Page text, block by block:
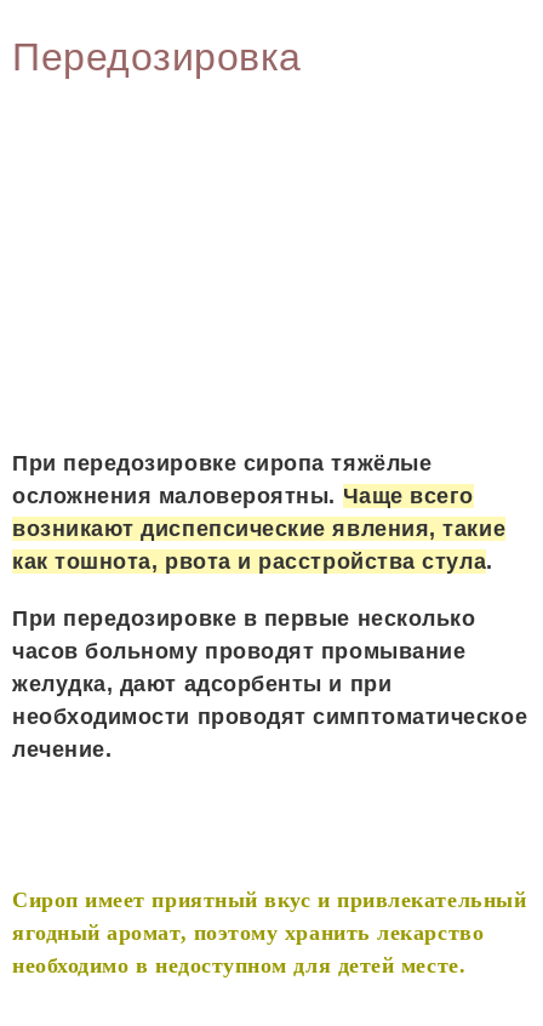
Передозировка
При передозировке сиропа тяжёлые
осложнения маловероятны. Чаще всего
возникают диспепсические явления, такие
как тошнота, рвота и расстройства стула.
При передозировке в первые несколько
часов больному проводят промывание
желудка, дают адсорбенты и при
необходимости проводят симптоматическое
лечение.
Сироп имеет приятный вкус и привлекательный
ягодный аромат, поэтому хранить лекарство
необходимо в недоступном для детей месте.